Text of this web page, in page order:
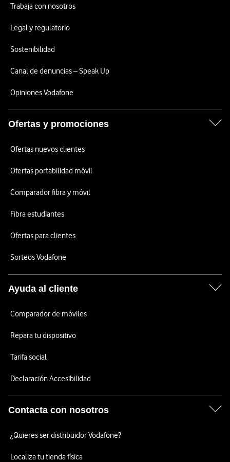
Trabaja con nosotros
Legal y regulatorio
Sostenibilidad
Canal de denuncias – Speak Up
Opiniones Vodafone
Ofertas y promociones
Ofertas nuevos clientes
Ofertas portabilidad móvil
Comparador fibra y móvil
Fibra estudiantes
Ofertas para clientes
Sorteos Vodafone
Ayuda al cliente
Comparador de móviles
Repara tu dispositivo
Tarifa social
Declaración Accesibilidad
Contacta con nosotros
¿Quieres ser distribuidor Vodafone?
Localiza tu tienda física